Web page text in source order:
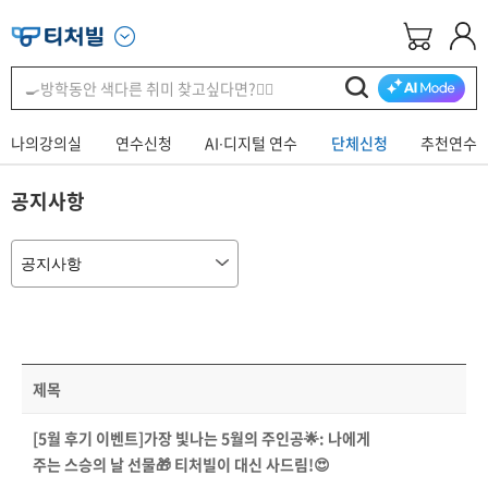
나의강의실 연수신청 AI∙디지털 연수 단체신청 추천연수
공지사항
제목
[5월 후기 이벤트]가장 빛나는 5월의 주인공🌟: 나에게
주는 스승의 날 선물🎁 티처빌이 대신 사드림!😍